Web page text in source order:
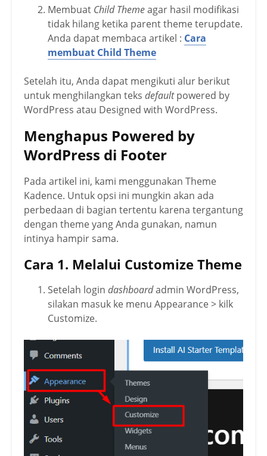
Membuat Child Themeagar hasil modifikasi
tidak hilang ketika parent theme terupdate.
Anda dapat membaca artikel : Cara
membuat Child Theme
Setelah itu, Anda dapat mengikuti alur berikut
untuk menghilangkan teks defaultpowered by
WordPress atau Designed with WordPress.
Menghapus Powered by
WordPress di Footer
Pada artikel ini, kami menggunakan Theme
Kadence. Untuk opsi ini mungkin akan ada
perbedaan di bagian tertentu karena tergantung
dengan theme yang Anda gunakan, namun
intinya hampir sama.
Cara 1. Melalui Customize Theme
Setelah login dashboardadmin WordPress,
silakan masuk ke menu Appearance > kilk
Customize.